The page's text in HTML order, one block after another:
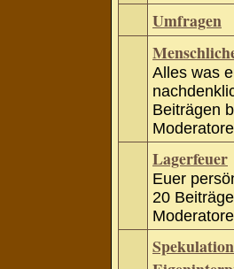
Umfragen
Alles was
Beiträgen
Lagerfeuer
Euer
20